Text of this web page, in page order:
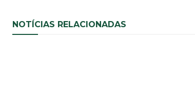
NOTÍCIAS RELACIONADAS